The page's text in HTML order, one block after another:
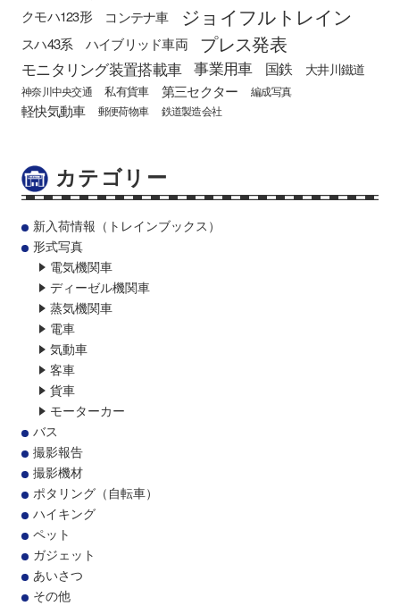
クモハ123形
コンテナ車 ジョイフルトレイン
スハ43系 ハイブリッド車両 プレス発表
モニタリング装置搭載車 事業用車 国鉄 大井川鐵道
神奈川中央交通 私有貨車 第三セクター 編成写真
軽快気動車 郵便荷物車 鉄道製造会社
カテゴリー
新入荷情報（トレインブックス）
形式写真
電気機関車
ディーゼル機関車
蒸気機関車
電車
気動車
客車
貨車
モーターカー
バス
撮影報告
撮影機材
ポタリング（自転車）
ハイキング
ペット
ガジェット
あいさつ
その他